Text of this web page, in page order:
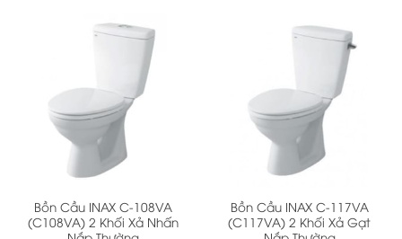
Bồn Cầu INAX C-108VA
(C108VA) 2 Khối Xả Nhấn
Bồn Cầu INAX C-117VA
(C117VA) 2 Khối Xả Gạt